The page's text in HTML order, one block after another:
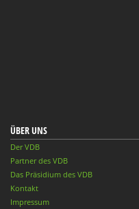
ÜBER UNS
Der VDB
Partner des VDB
Das Präsidium des VDB
Kontakt
Impressum